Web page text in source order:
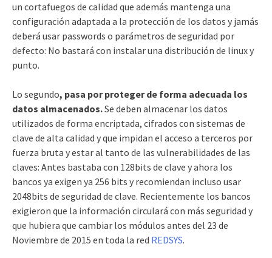
un cortafuegos de calidad que además mantenga una
configuración adaptada a la protección de los datos y jamás
deberá usar passwords o parámetros de seguridad por
defecto: No bastará con instalar una distribución de linux y
punto.
Lo segundo, pasa por proteger de forma adecuada los
datos almacenados.Se deben almacenar los datos
utilizados de forma encriptada, cifrados con sistemas de
clave de alta calidad y que impidan el acceso a terceros por
fuerza bruta y estar al tanto de las vulnerabilidades de las
claves: Antes bastaba con 128bits de clave y ahora los
bancos ya exigen ya 256 bits y recomiendan incluso usar
2048bits de seguridad de clave. Recientemente los bancos
exigieron que la información circulará con más seguridad y
que hubiera que cambiar los módulos antes del 23 de
Noviembre de 2015 en toda la red REDSYS.